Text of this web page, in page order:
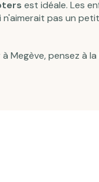
est idéale. Les
pas un
Megève, pensez à la